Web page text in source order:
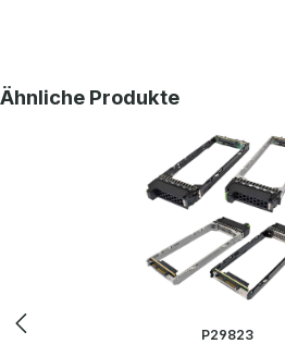
Produktgalerie überspringen
Ähnliche Produkte
P29823